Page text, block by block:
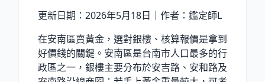
更新日期： 2026年5月18日 ｜作者：鑑定師L
在安南區賣黃金，選對銀樓、核算報價是拿到
好價錢的關鍵。安南區是台南市人口最多的行
政區之一，銀樓主要分布於安吉路、安和路及